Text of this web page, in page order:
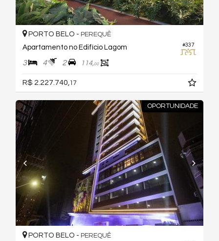
#337
PORTO BELO - PEREQUÊ
Apartamento no Edifício Lagom
3 4 2 114,00
R$ 2.227.740, 17
OPORTUNIDADE
PORTO BELO - PEREQUÊ